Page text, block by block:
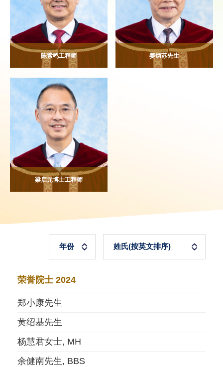
陈紫鸣工程师 姜炳苏先生
梁启元博士工程师
荣誉院士 2024
郑小康先生
黄绍基先生
杨慧君女士, MH
余健南先生, BBS